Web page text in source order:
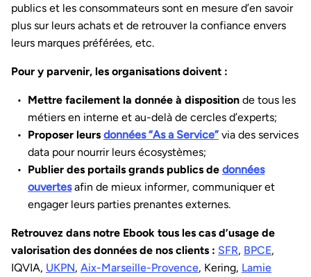
publics et les consommateurs sont en mesure d’en savoir
plus sur leurs achats et de retrouver la confiance envers
leurs marques préférées, etc.
Pour y parvenir, les organisations doivent :
Mettre facilement la donnée à disposition de tous les
métiers en interne et au-delà de cercles d’experts;
Proposer leurs données “As a Service” via des services
data pour nourrir leurs écosystèmes;
Publier des portails grands publics de données
ouvertesafin de mieux informer, communiquer et
engager leurs parties prenantes externes.
Retrouvez dans notre Ebook tous les cas d’usage de
valorisation des données de nos clients : SFR, BPCE,
IQVIA, UKPN, Aix-Marseille-Provence, Kering, Lamie